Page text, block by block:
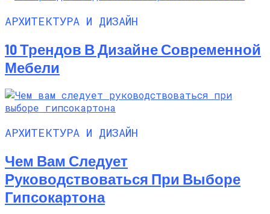
АРХИТЕКТУРА И ДИЗАЙН
10 Трендов В Дизайне Современной
Мебели
АРХИТЕКТУРА И ДИЗАЙН
Чем Вам Следует
Руководствоваться При Выборе
Гипсокартона